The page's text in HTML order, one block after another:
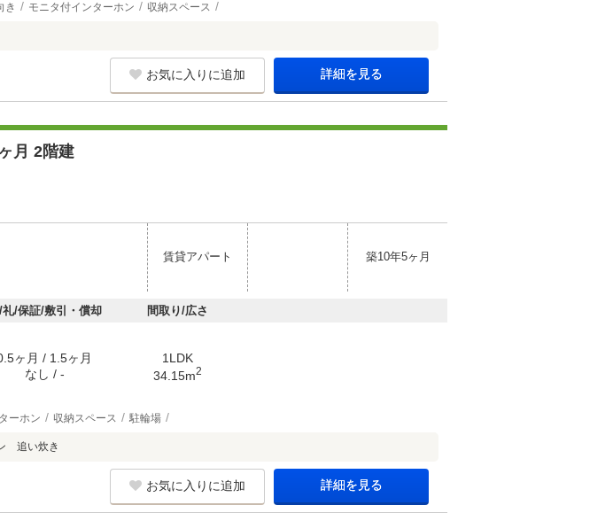
き モニタ付インターホン 収納スペース
お気に入りに追加 詳細を見る
月 2階建
賃貸アパート 築10年5ヶ月
礼/保証/敷引・償却 間取り/広さ
ヶ月 / 1.5ヶ月
なし / -
1LDK
34.15m2
ーホン 収納スペース 駐輪場
追い炊き
お気に入りに追加 詳細を見る